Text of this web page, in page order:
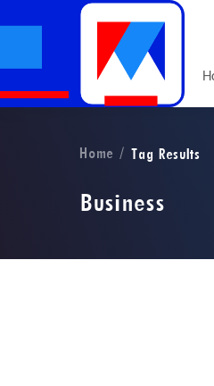
Home Tag Results
Business